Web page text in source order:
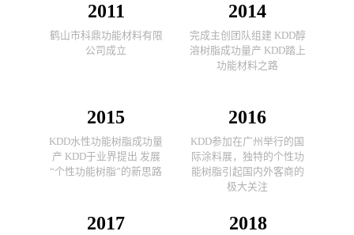
2011
鹤山市科鼎功能材料有限
公司成立
2014
完成主创团队组建 KDD醇
溶树脂成功量产 KDD踏上
功能材料之路
2015
KDD水性功能树脂成功量
产 KDD于业界提出 发展
“个性功能树脂”的新思路
2016
KDD参加在广州举行的国
际涂料展，独特的个性功
能树脂引起国内外客商的
极大关注
2018
2017